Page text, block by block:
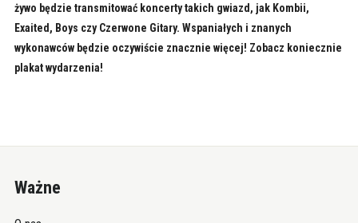
żywo będzie transmitować koncerty takich gwiazd, jak Kombii,
Exaited, Boys czy Czerwone Gitary. Wspaniałych i znanych
wykonawców będzie oczywiście znacznie więcej! Zobacz koniecznie
plakat wydarzenia!
Ważne